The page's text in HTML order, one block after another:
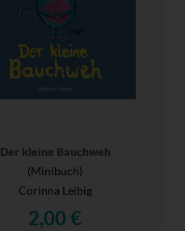
Der kleine Bauchweh
(Minibuch)
Corinna Leibig
2,00 €